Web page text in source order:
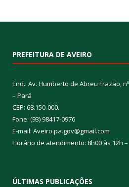
PREFEITURA DE AVEIRO
End.: Av. Humberto de Abreu Frazão,
– Pará
CEP: 68.150-000.
Fone: (93) 98417-0976
E-mail: Aveiro.pa.gov@gmail.com
Horário de atendimento: 8h00 às 12h –
ÚLTIMAS PUBLICAÇÕES